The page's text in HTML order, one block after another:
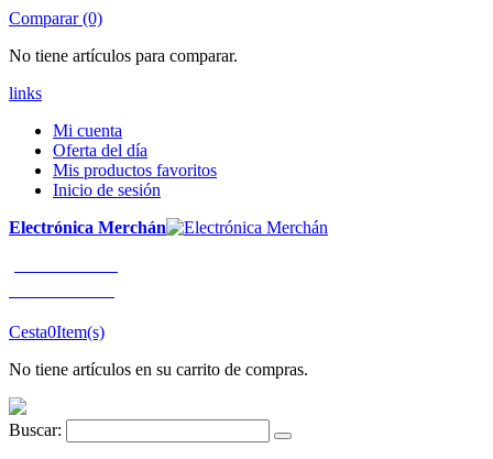
Comparar (0)
No tiene artículos para comparar.
links
Mi cuenta
Oferta del día
Mis productos favoritos
Inicio de sesión
Electrónica Merchán
Cesta0Item(s)
No tiene artículos en su carrito de compras.
Buscar: